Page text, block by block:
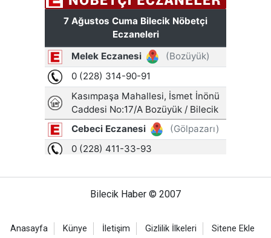
Bilecik Haber © 2007
Anasayfa Künye İletişim Gizlilik İlkeleri Sitene Ekle